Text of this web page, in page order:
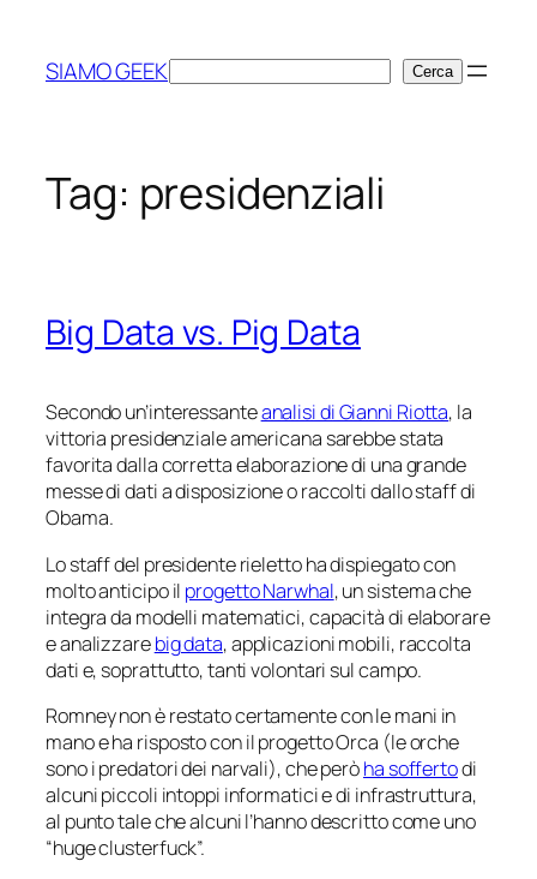
contenuto
SIAMO GEEKCerca Cerca
Tag: presidenziali
Big Data vs. Pig Data
Secondo un’interessanteanalisi di Gianni Riotta, la
vittoria presidenziale americana sarebbe stata
favorita dalla corretta elaborazione di una grande
messe di dati a disposizione o raccolti dallo staff di
Obama.
Lo staff del presidente rieletto ha dispiegato con
molto anticipo il progetto Narwhal, un sistema che
integra da modelli matematici, capacità di elaborare
e analizzarebig data, applicazioni mobili, raccolta
dati e, soprattutto, tanti volontari sul campo.
Romney non è restato certamente con le mani in
mano e ha risposto con il progetto Orca (le orche
sono i predatori dei narvali), che peròha soffertodi
alcuni piccoli intoppi informatici e di infrastruttura,
al punto tale che alcuni l’hanno descritto come uno
“huge clusterfuck”.